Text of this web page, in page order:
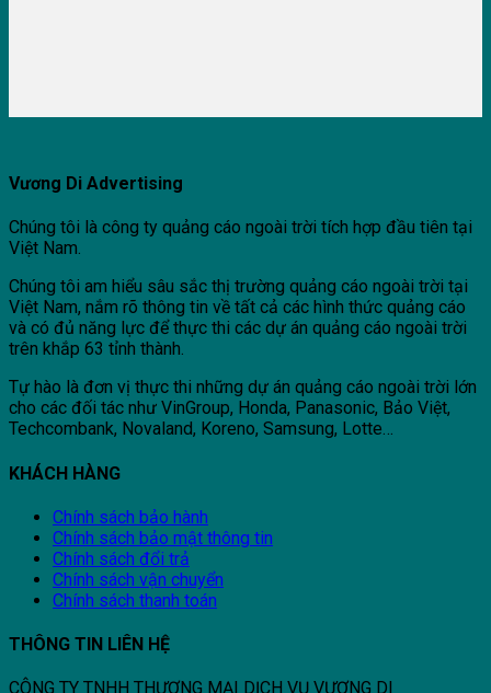
Vương Di Advertising
Chúng tôi là công ty quảng cáo ngoài trời tích hợp đầu tiên tại
Việt Nam.
Chúng tôi am hiểu sâu sắc thị trường quảng cáo ngoài trời tại
Việt Nam, nắm rõ thông tin về tất cả các hình thức quảng cáo
và có đủ năng lực để thực thi các dự án quảng cáo ngoài trời
trên khắp 63 tỉnh thành.
Tự hào là đơn vị thực thi những dự án quảng cáo ngoài trời lớn
cho các đối tác như VinGroup, Honda, Panasonic, Bảo Việt,
Techcombank, Novaland, Koreno, Samsung, Lotte…
KHÁCH HÀNG
Chính sách bảo hành
Chính sách bảo mật thông tin
Chính sách đổi trả
Chính sách vận chuyển
Chính sách thanh toán
THÔNG TIN LIÊN HỆ
CÔNG TY TNHH THƯƠNG MẠI DỊCH VỤ VƯƠNG DI